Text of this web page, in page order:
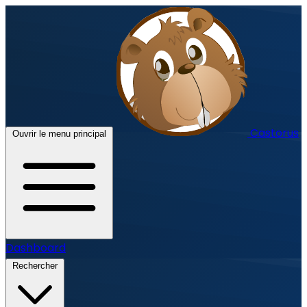
Ouvrir le menu principal Castorus
Dashboard
Rechercher